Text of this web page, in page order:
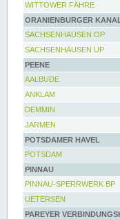
WITTOWER FÄHRE
ORANIENBURGER
SACHSENHAUSEN OP
SACHSENHAUSEN UP
PEENE
AALBUDE
ANKLAM
DEMMIN
JARMEN
POTSDAMER HAVEL
POTSDAM
PINNAU
PINNAU-SPERRWERK BP
UETERSEN
PAREYER